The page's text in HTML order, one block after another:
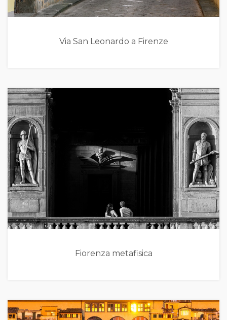
Via San Leonardo a Firenze
Fiorenza metafisica